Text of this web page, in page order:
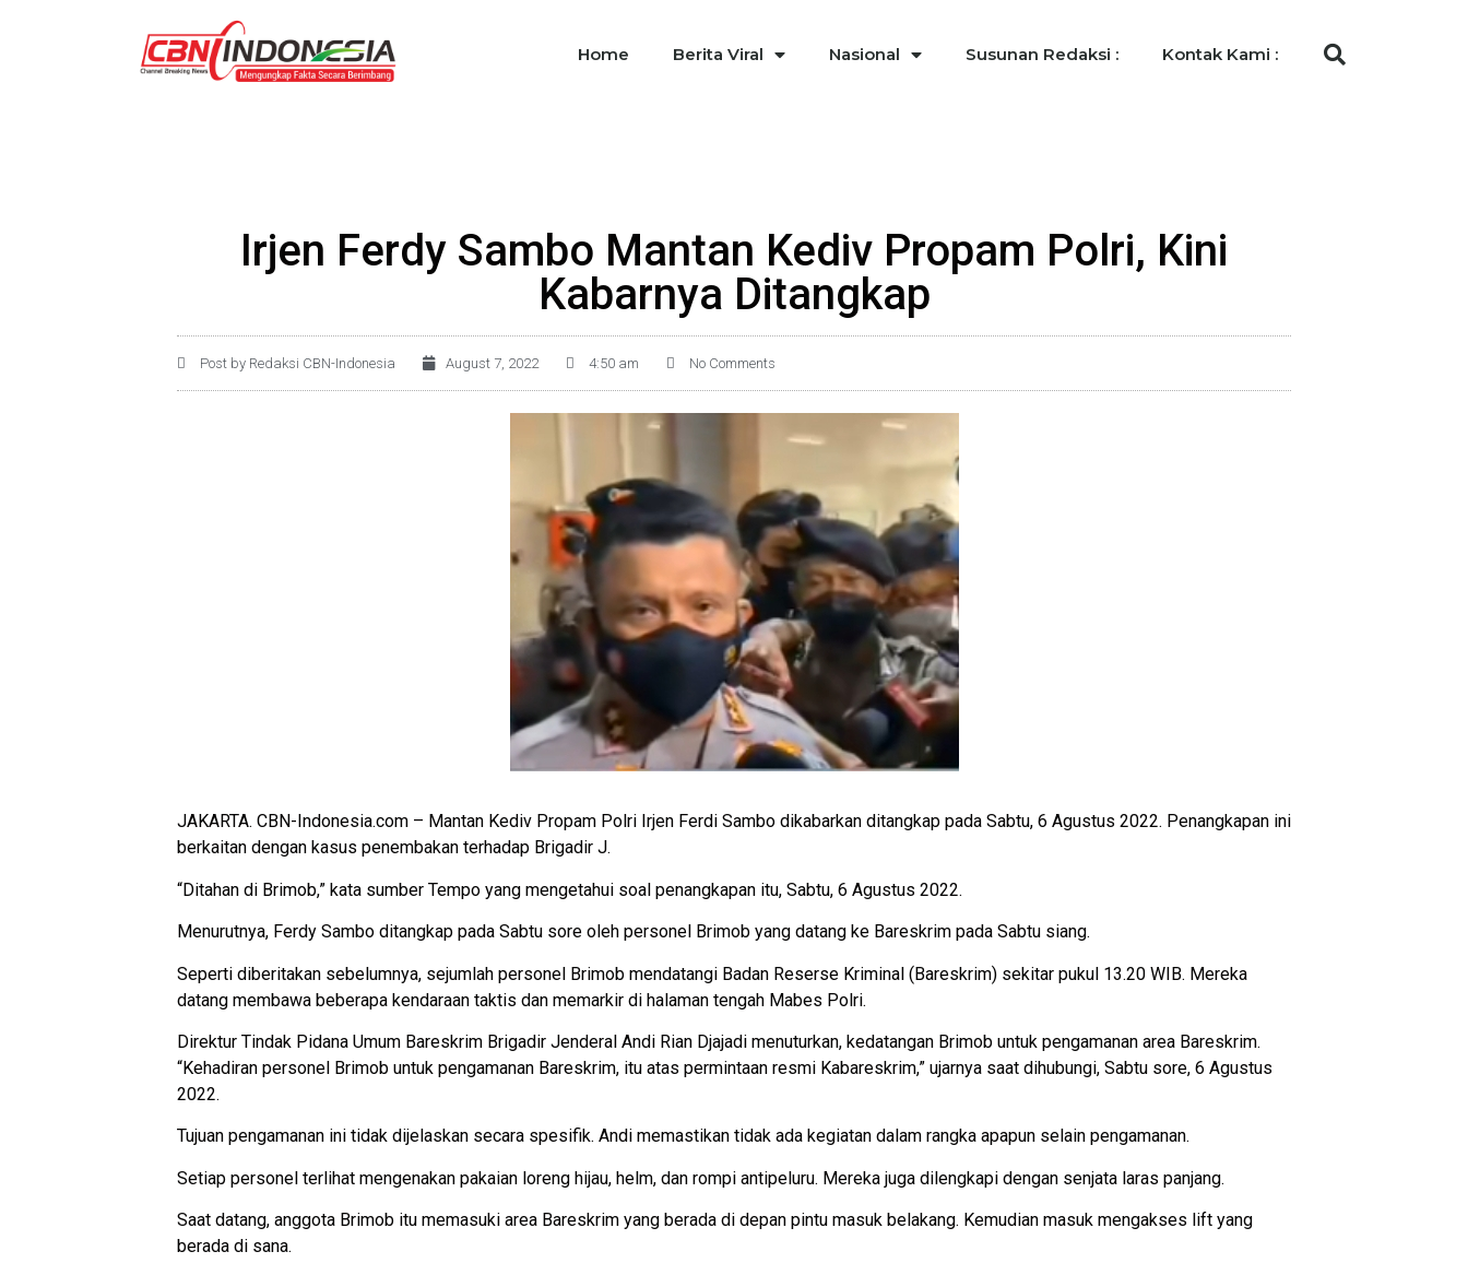
Home Berita Viral Nasional Susunan Redaksi : Kontak Kami :
Irjen Ferdy Sambo Mantan Kediv Propam Polri, Kini
Kabarnya Ditangkap
Post by Redaksi CBN-Indonesia August 7, 2022 4:50 am No Comments
JAKARTA. CBN-Indonesia.com – Mantan Kediv Propam Polri Irjen Ferdi Sambo dikabarkan ditangkap pada Sabtu, 6 Agustus 2022. Penangkapan ini
berkaitan dengan kasus penembakan terhadap Brigadir J.
“Ditahan di Brimob,” kata sumber Tempo yang mengetahui soal penangkapan itu, Sabtu, 6 Agustus 2022.
Menurutnya, Ferdy Sambo ditangkap pada Sabtu sore oleh personel Brimob yang datang ke Bareskrim pada Sabtu siang.
Seperti diberitakan sebelumnya, sejumlah personel Brimob mendatangi Badan Reserse Kriminal (Bareskrim) sekitar pukul 13.20 WIB. Mereka
datang membawa beberapa kendaraan taktis dan memarkir di halaman tengah Mabes Polri.
Direktur Tindak Pidana Umum Bareskrim Brigadir Jenderal Andi Rian Djajadi menuturkan, kedatangan Brimob untuk pengamanan area Bareskrim.
“Kehadiran personel Brimob untuk pengamanan Bareskrim, itu atas permintaan resmi Kabareskrim,” ujarnya saat dihubungi, Sabtu sore, 6 Agustus
2022.
Tujuan pengamanan ini tidak dijelaskan secara spesifik. Andi memastikan tidak ada kegiatan dalam rangka apapun selain pengamanan.
Setiap personel terlihat mengenakan pakaian loreng hijau, helm, dan rompi antipeluru. Mereka juga dilengkapi dengan senjata laras panjang.
Saat datang, anggota Brimob itu memasuki area Bareskrim yang berada di depan pintu masuk belakang. Kemudian masuk mengakses lift yang
berada di sana.